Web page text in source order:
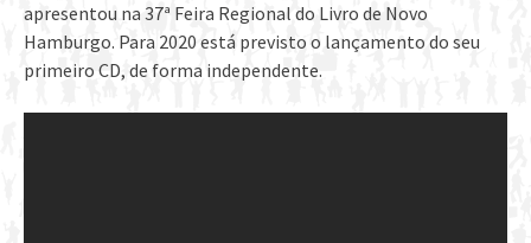
apresentou na 37ª Feira Regional do Livro de Novo
Hamburgo. Para 2020 está previsto o lançamento do seu
primeiro CD, de forma independente.